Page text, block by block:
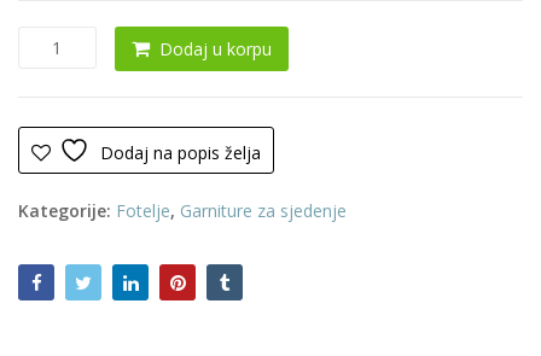
Dodaj u korpu
Dodaj na popis želja
Kategorije: Fotelje, Garniture za sjedenje